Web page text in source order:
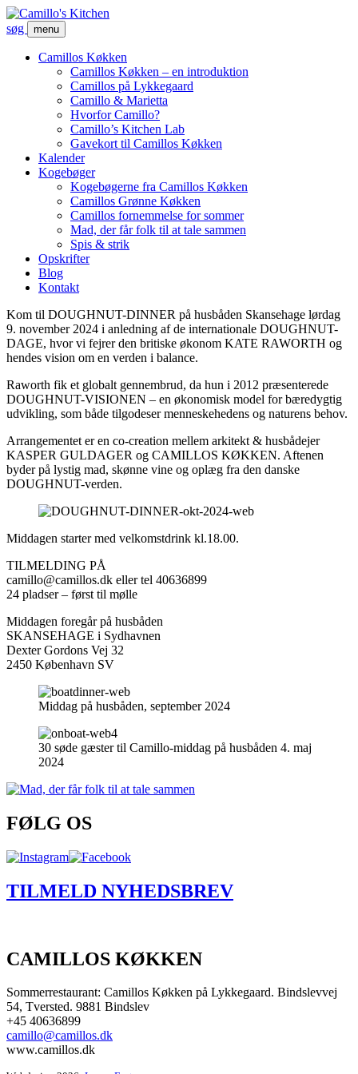
søg menu
Camillos Køkken
Camillos Køkken – en introduktion
Camillos på Lykkegaard
Camillo & Marietta
Hvorfor Camillo?
Camillo’s Kitchen Lab
Gavekort til Camillos Køkken
Kalender
Kogebøger
Kogebøgerne fra Camillos Køkken
Camillos Grønne Køkken
Camillos fornemmelse for sommer
Mad, der får folk til at tale sammen
Spis & strik
Opskrifter
Blog
Kontakt
Kom til DOUGHNUT-DINNER på husbåden Skansehage lørdag
9. november 2024 i anledning af de internationale DOUGHNUT-
DAGE, hvor vi fejrer den britiske økonom KATE RAWORTH og
hendes vision om en verden i ­balance.­
Raworth­ fik­ et­ globalt­ gennembrud,­ da­ hun­ i­ 2012­ præsenterede
DOUGHNUT-VISIONEN – en økonomisk model for bæredygtig
udvikling, som både tilgodeser menneskehedens og naturens behov.
Arrangementet er en co-creation mellem arkitekt & husbådejer
KASPER GULDAGER og CAMILLOS KØKKEN. Aftenen
byder på lystig mad, skønne vine og oplæg fra den danske
DOUGHNUT-verden.
Middagen­ starter­ med­ velkomstdrink­ kl.­18.00.­
TILMELDING PÅ
camillo@camillos.dk­ eller­ tel­ 40636899
24­ pladser­ –­ først­ til­ mølle
Middagen foregår på husbåden
SKANSEHAGE i Sydhavnen
Dexter­ Gordons­ Vej­ 32
2450­ København­ SV
Middag på husbåden, september 2024
30 søde gæster til Camillo-middag på husbåden 4. maj
2024
FØLG OS
TILMELD NYHEDSBREV
CAMILLOS KØKKEN
Sommerrestaurant: Camillos Køkken på Lykkegaard. Bindslevvej
54, Tversted. 9881 Bindslev
+45 40636899
camillo@camillos.dk
www.camillos.dk